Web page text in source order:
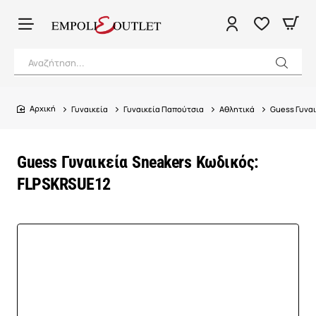
Αναζήτηση...
Guess Γυναικεία Sneakers Κωδικός:
FLPSKRSUE12
home
Γυναικεία Γυναικεία Παπούτσια Αθλητικά Guess